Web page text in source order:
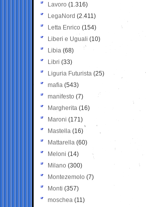
Lavoro (1.316)
LegaNord (2.411)
Letta Enrico (154)
Liberi e Uguali (10)
Libia (68)
Libri (33)
Liguria Futurista (25)
mafia (543)
manifesto (7)
Margherita (16)
Maroni (171)
Mastella (16)
Mattarella (60)
Meloni (14)
Milano (300)
Montezemolo (7)
Monti (357)
moschea (11)